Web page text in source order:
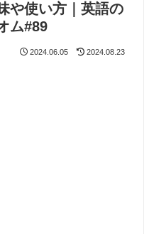
や使い方｜英語の
ム#89
2024.06.05 2024.08.23